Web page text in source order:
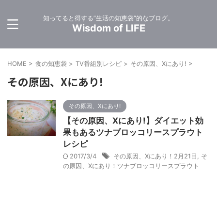
知ってると得する”生活の知恵袋”的なブログ。
Wisdom of LIFE
HOME > 食の知恵袋 > TV番組別レシピ > その原因、Xにあり! >
その原因、Xにあり!
その原因、Xにあり!
【その原因、Xにあり!】ダイエット効
果もあるツナブロッコリースプラウト
レシピ
2017/3/4 その原因、Xにあり！2月21日
そ
の原因、Xにあり！ツナブロッコリースプラウト